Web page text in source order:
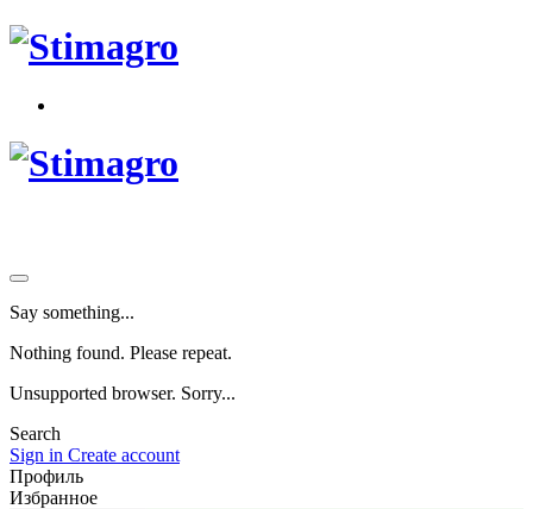
Say something...
Nothing found. Please repeat.
Unsupported browser. Sorry...
Search
Sign in Create account
Профиль
Избранное